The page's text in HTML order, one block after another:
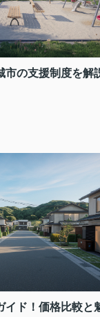
市の支援制度を解
イド！価格比較と